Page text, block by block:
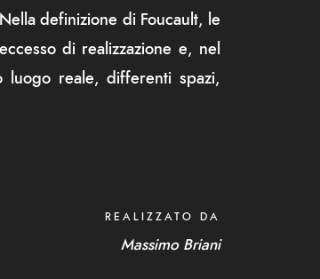
definizione di Foucault, le
di realizzazione e, nel
luogo reale, differenti spazi,
REALIZZATO DA
Massimo Briani